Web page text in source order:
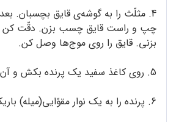
4. مثلّث را به گوشه‌ی قایق بچسبان.
چپ و راست قایق چسب بزن. دقّت کن
بزنی. قایق را روی موج‌ها وصل کن.
5. روی کاغذ سفید یک پرنده بکش و آن را ببر.
6. پرنده را به‌ یک نوار مقوّایی(میله) باریک بچسبان.